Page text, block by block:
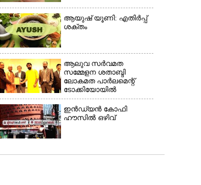
ആയുഷ് യൂണി: എതിർപ്പ്
ശക്തം
ആലുവ സർവമത
സമ്മേളന ശതാബ്ദി
ലോകമത പാർലമെന്റ്
ടോക്കിയോയിൽ
ഇൻഡ്യൻ കോഫി
ഹൗസിൽ ഒഴിവ്